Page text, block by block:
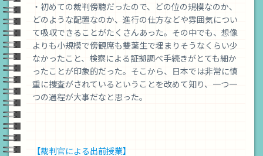
・初めての裁判傍聴だったので、どの位の規模なのか、
どのような配置なのか、進行の仕方などや雰囲気につい
て吸収できることがたくさんあった。その中でも、想像
よりも小規模で傍観席も雙葉生で埋まりそうなくらい少
なかったこと、検察による証拠調べ手続きがとても細か
ったことが印象的だった。そこから、日本では非常に慎
重に捜査がされているということを改めて知り、一つ一
つの過程が大事だなと思った。
【裁判官による出前授業】